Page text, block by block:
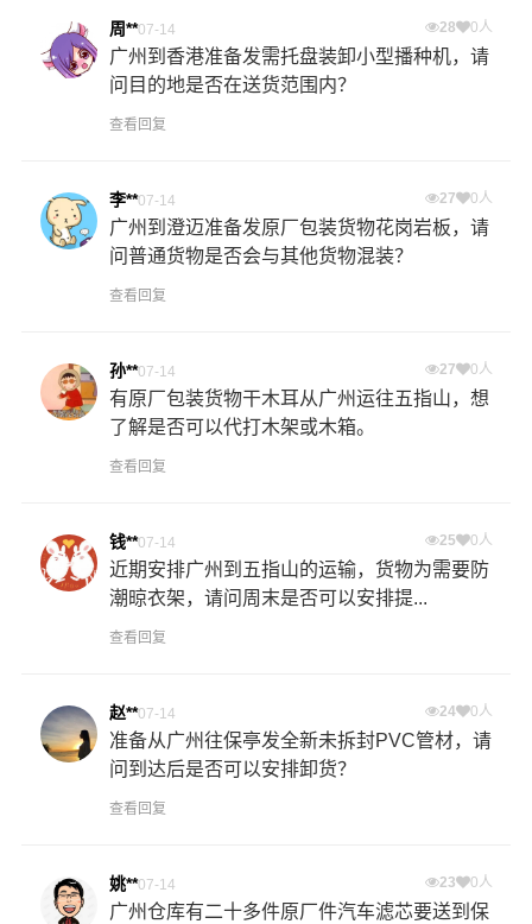
周**07-14 28 0人
广州到香港准备发需托盘装卸小型播种机，请
问目的地是否在送货范围内？
查看回复
李**07-14 27 0人
广州到澄迈准备发原厂包装货物花岗岩板，请
问普通货物是否会与其他货物混装？
查看回复
孙**07-14 27 0人
有原厂包装货物干木耳从广州运往五指山，想
了解是否可以代打木架或木箱。
查看回复
钱**07-14 25 0人
近期安排广州到五指山的运输，货物为需要防
潮晾衣架，请问周末是否可以安排提...
查看回复
赵**07-14 24 0人
准备从广州往保亭发全新未拆封PVC管材，请
问到达后是否可以安排卸货？
查看回复
姚**07-14 23 0人
广州仓库有二十多件原厂件汽车滤芯要送到保